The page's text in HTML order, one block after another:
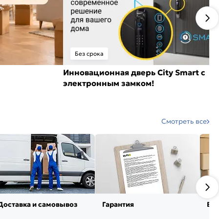
Без срока
Инновационная дверь City Smart с
электронным замком!
Смотреть все
и самовывоз Гарантия